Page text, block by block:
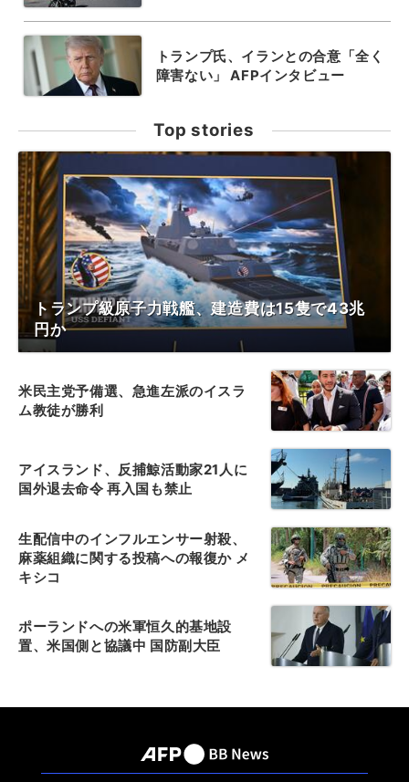
トランプ氏、イランとの合意「全く
障害ない」 AFPインタビュー
Top stories
トランプ級原子力戦艦、建造費は15隻で43兆
円か
米民主党予備選、急進左派のイスラ
ム教徒が勝利
アイスランド、反捕鯨活動家21人に
国外退去命令 再入国も禁止
生配信中のインフルエンサー射殺、
麻薬組織に関する投稿への報復か メ
キシコ
ポーランドへの米軍恒久的基地設
置、米国側と協議中 国防副大臣